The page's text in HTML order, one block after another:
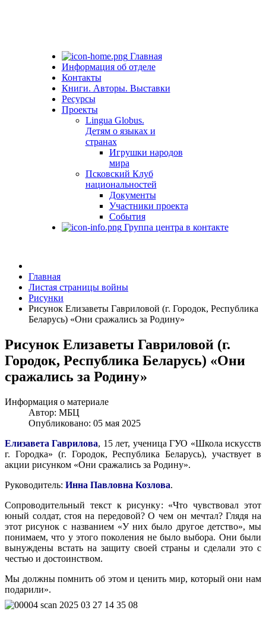
Главная
Информация об отделе
Контакты
Книги. Авторы. Выставки
Ресурсы
Проекты
Lingua Globus.
Детям о языках и
странах
Игрушки народов
мира
Псковский Клуб
национальностей
Документы
Участники проекта
События
Группа центра в контакте
Главная
Листая страницы войны
Рисунки
Рисунок Елизаветы Гавриловой (г. Городок, Республика
Беларусь) «Они сражались за Родину»
Рисунок Елизаветы Гавриловой (г.
Городок, Республика Беларусь) «Они
сражались за Родину»
Информация о материале
Автор: МБЦ
Опубликовано: 05 мая 2025
ЕлизаветаГаврилова, 15 лет, ученица ГУО «Школа искусств
г. Городка» (г. Городок, Республика Беларусь), участвует в
акции рисунком «Они сражались за Родину».
Руководитель: Инна Павловна Козлова.
Сопроводительный текст к рисунку: «Что чувствовал этот
юный солдат, стоя на передовой? О чем он мечтал? Глядя на
этот рисунок с названием «У них было другое детство», мы
понимаем, что у этого поколения не было выбора. Они были
вынуждены встать на защиту своей страны и сделали это с
честью и достоинством.
Мы должны помнить об этом и ценить мир, который они нам
подарили».